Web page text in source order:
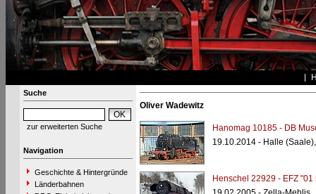
Suche
zur erweiterten Suche
Navigation
Geschichte & Hintergründe
Länderbahnen
Oliver Wadewitz
Hanomag 10185 - DB
19.10.2014 - Halle
Henschel 22929 - EFZ "01